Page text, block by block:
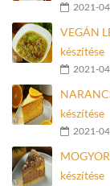
2021-
VEGÁN
készítése
2021-
készítése
2021-
készítése